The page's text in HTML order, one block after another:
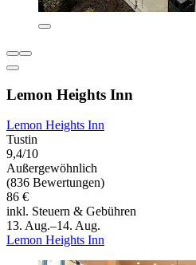
Lemon Heights Inn
Lemon Heights Inn
Tustin
9,4/10
Außergewöhnlich
(836 Bewertungen)
86 €
inkl. Steuern & Gebühren
13. Aug.–14. Aug.
Lemon Heights Inn